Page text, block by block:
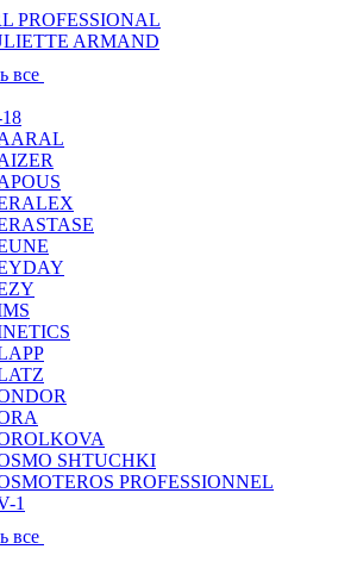
PROFESSIONAL
ARMAND
все
SHTUCHKI
PROFESSIONNEL
1
все